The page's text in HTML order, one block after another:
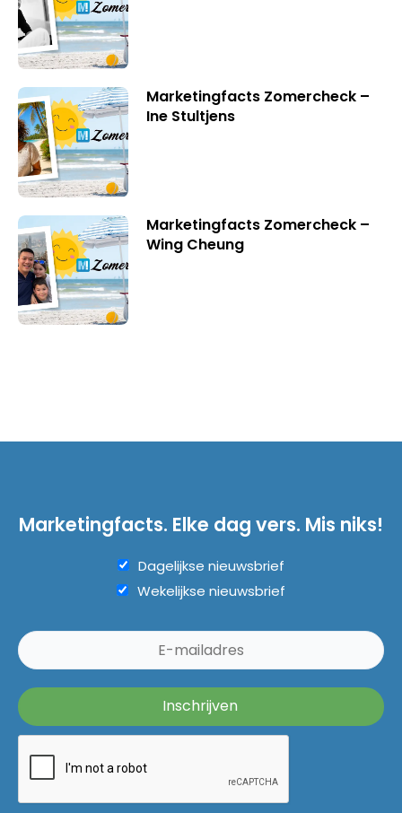
Marketingfacts Zomercheck –
Ine Stultjens
Marketingfacts Zomercheck –
Wing Cheung
Marketingfacts. Elke dag vers. Mis niks!
Dagelijkse nieuwsbrief
Wekelijkse nieuwsbrief